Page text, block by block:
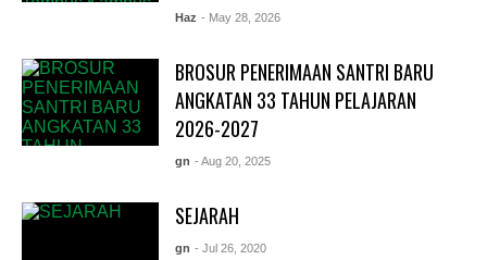
Haz - May 28, 2026
BROSUR PENERIMAAN SANTRI BARU
ANGKATAN 33 TAHUN PELAJARAN
2026-2027
gn - Aug 20, 2025
SEJARAH
gn - Jul 26, 2020